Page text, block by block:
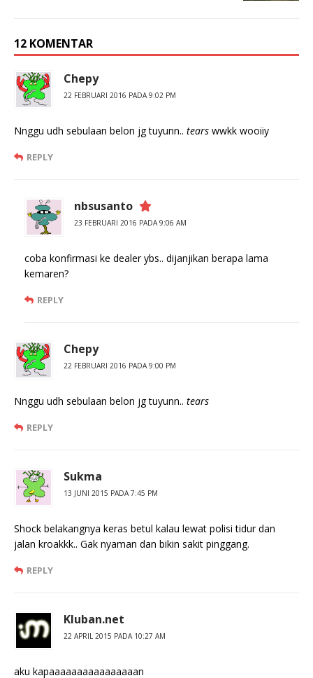
12 KOMENTAR
Chepy
22 FEBRUARI 2016 PADA 9:02 PM
Nnggu udh sebulaan belon jg tuyunn.. tears wwkk wooiiy
REPLY
nbsusanto
23 FEBRUARI 2016 PADA 9:06 AM
coba konfirmasi ke dealer ybs.. dijanjikan berapa lama
kemaren?
REPLY
Chepy
22 FEBRUARI 2016 PADA 9:00 PM
Nnggu udh sebulaan belon jg tuyunn.. tears
REPLY
Sukma
13 JUNI 2015 PADA 7:45 PM
Shock belakangnya keras betul kalau lewat polisi tidur dan
jalan kroakkk.. Gak nyaman dan bikin sakit pinggang.
REPLY
Kluban.net
22 APRIL 2015 PADA 10:27 AM
aku kapaaaaaaaaaaaaaaaan